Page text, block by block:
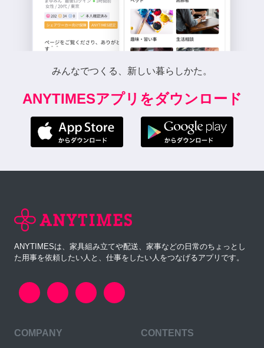
みんなでつくる、新しい暮らしかた。
ANYTIMESアプリをダウンロード
ANYTIMESは、家具組み立てや配送、家事などの日常のちょっとし
た用事を依頼したい人と、仕事をしたい人をつなげるアプリです。
COMPANY CONTENTS